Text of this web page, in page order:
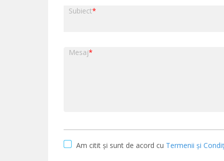
Subiect*
Mesaj*
Am citit și sunt de acord cu Termenii și